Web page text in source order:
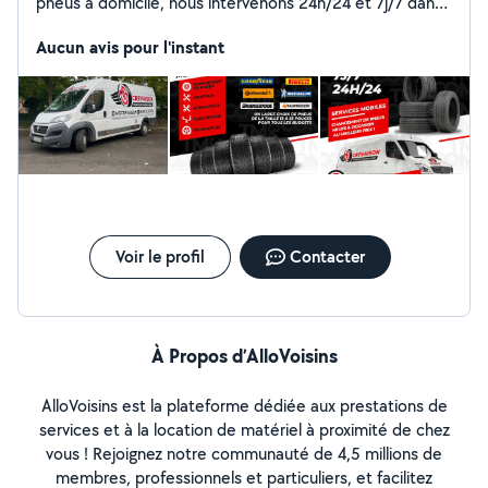
nous vous apportons une solution immédiate où que
Contacte : 06-58-11-51-85
Aucun avis pour l'instant
Voir le profil Contacter
À Propos d’AlloVoisins
AlloVoisins est la plateforme dédiée aux prestations de
services et à la location de matériel à proximité de chez
vous ! Rejoignez notre communauté de 4,5 millions de
membres, professionnels et particuliers, et facilitez